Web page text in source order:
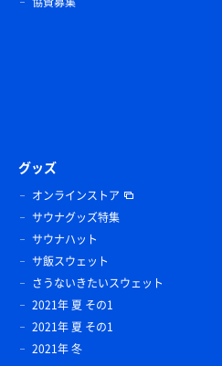
グッズ
オンラインストア
サウナグッズ特集
サウナハット
サ飯スウェット
さうないきたいスウェット
2021年 夏 その1
2021年 夏 その1
2021年 冬